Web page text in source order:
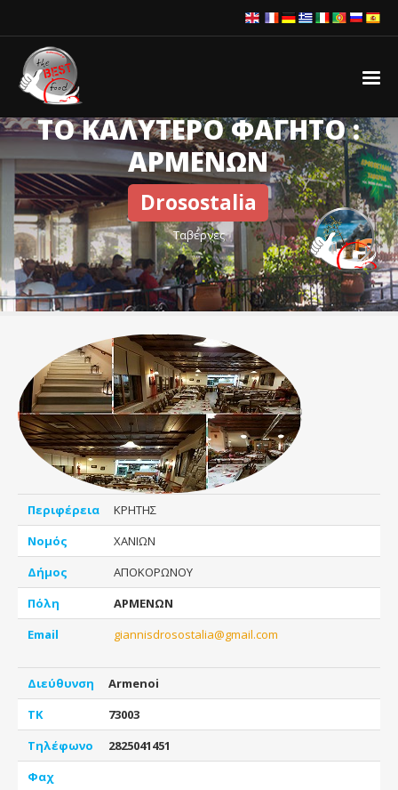
ΤΟ ΚΑΛΥΤΕΡΟ ΦΑΓΗΤΟ :
ΑΡΜΕΝΩΝ
Drosostalia
Ταβέρνες
Περιφέρεια
ΚΡΗΤΗΣ
Νομός
ΧΑΝΙΩΝ
Δήμος
ΑΠΟΚΟΡΩΝΟΥ
Πόλη
ΑΡΜΕΝΩΝ
Email
giannisdrosostalia@gmail.com
Διεύθυνση
Armenoi
ΤΚ
73003
Τηλέφωνο
2825041451
Φαχ